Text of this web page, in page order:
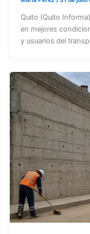
Quito (Quito
en mejores
y usuarios del